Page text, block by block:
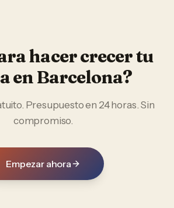
hacer crecer tu
enBarcelona?
Presupuesto en 24 horas. Sin
compromiso.
Empezar ahora